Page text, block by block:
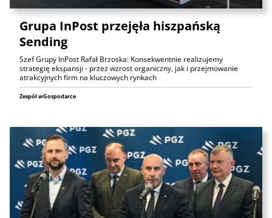
Grupa InPost przejęła hiszpańską
Sending
Szef Grupy InPost Rafał Brzoska: Konsekwentnie realizujemy
strategię ekspansji - przez wzrost organiczny, jak i przejmowanie
atrakcyjnych firm na kluczowych rynkach
Zespół wGospodarce